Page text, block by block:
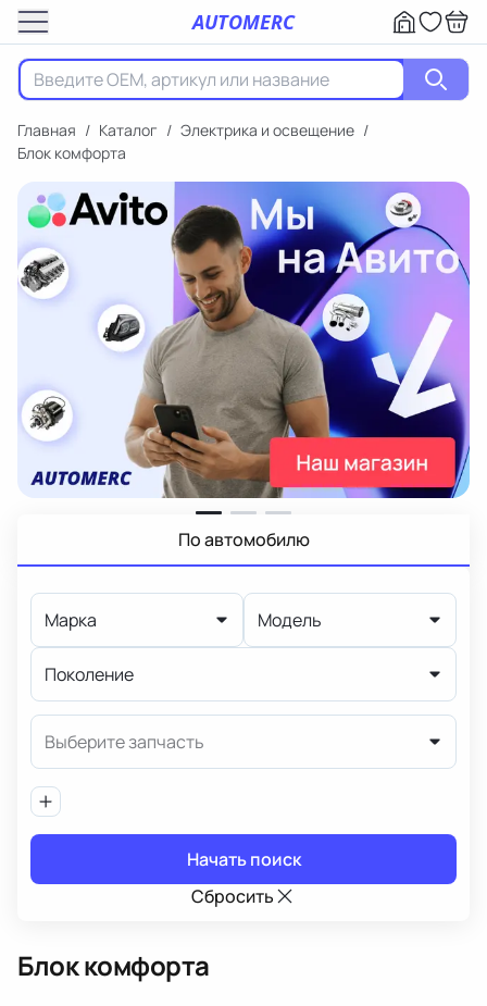
AUTOMERC
Главная / Каталог / Электрика и освещение /
Блок комфорта
По автомобилю
Марка Модель
Поколение
Выберите запчасть
Начать поиск
Сбросить
Блок комфорта